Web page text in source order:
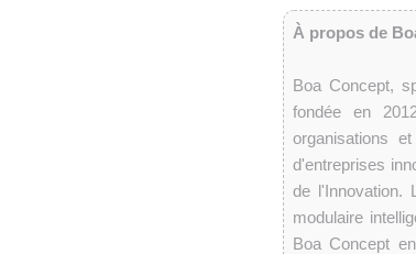
À propos de
Boa Concept,
fondée en
organisations
d'entreprises
de l'Innovation.
modulaire
Boa Concept